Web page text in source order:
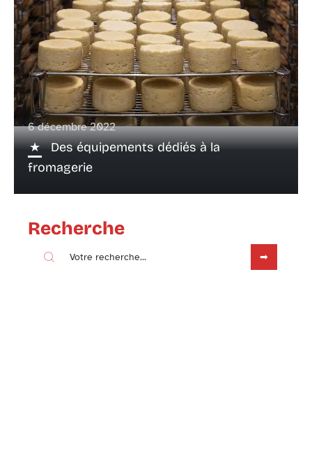
6 décembre 2022
Des équipements dédiés à la
fromagerie
Recherche